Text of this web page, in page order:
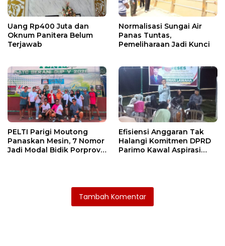
Uang Rp400 Juta dan
Oknum Panitera Belum
Terjawab
Normalisasi Sungai Air
Panas Tuntas,
Pemeliharaan Jadi Kunci
PELTI Parigi Moutong
Panaskan Mesin, 7 Nomor
Jadi Modal Bidik Porprov
Efisiensi Anggaran Tak
Halangi Komitmen DPRD
Parimo Kawal Aspirasi
Tambah Komentar